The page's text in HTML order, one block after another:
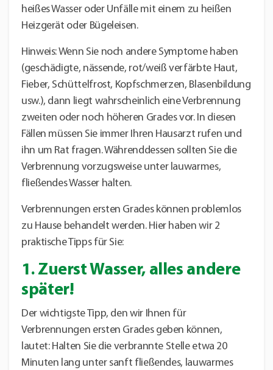
heißes Wasser oder Unfälle mit einem zu heißen
Heizgerät oder Bügeleisen.
Hinweis: Wenn Sie noch andere Symptome haben
(geschädigte, nässende, rot/weiß verfärbte Haut,
Fieber, Schüttelfrost, Kopfschmerzen, Blasenbildung
usw.), dann liegt wahrscheinlich eine Verbrennung
zweiten oder noch höheren Grades vor. In diesen
Fällen müssen Sie immer Ihren Hausarzt rufen und
ihn um Rat fragen. Währenddessen sollten Sie die
Verbrennung vorzugsweise unter lauwarmes,
fließendes Wasser halten.
Verbrennungen ersten Grades können problemlos
zu Hause behandelt werden. Hier haben wir 2
praktische Tipps für Sie:
1. Zuerst Wasser, alles andere
später!
Der wichtigste Tipp, den wir Ihnen für
Verbrennungen ersten Grades geben können,
lautet: Halten Sie die verbrannte Stelle etwa 20
Minuten lang unter sanft fließendes, lauwarmes